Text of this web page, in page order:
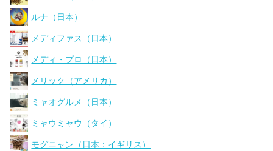
ルナ（日本）
メディファス（日本）
メディ・プロ（日本）
メリック（アメリカ）
ミャオグルメ（日本）
ミャウミャウ（タイ）
モグニャン（日本：イギリス）